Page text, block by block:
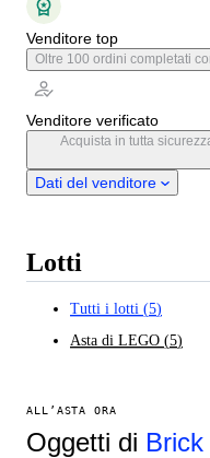
Venditore top
Oltre 100 ordini completati
Venditore verificato
Acquista in tutta
Dati del venditore
Lotti
Tutti i lotti (5)
Asta di LEGO (5)
ALL’ASTA ORA
Oggetti di